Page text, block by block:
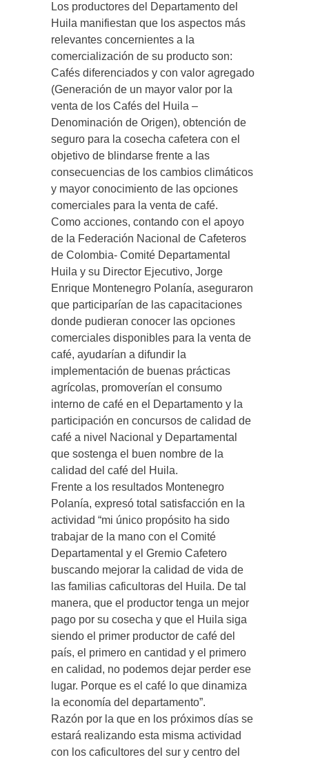
Los productores del Departamento del
Huila manifiestan que los aspectos más
relevantes concernientes a la
comercialización de su producto son:
Cafés diferenciados y con valor agregado
(Generación de un mayor valor por la
venta de los Cafés del Huila –
Denominación de Origen), obtención de
seguro para la cosecha cafetera con el
objetivo de blindarse frente a las
consecuencias de los cambios climáticos
y mayor conocimiento de las opciones
comerciales para la venta de café.
Como acciones, contando con el apoyo
de la Federación Nacional de Cafeteros
de Colombia- Comité Departamental
Huila y su Director Ejecutivo, Jorge
Enrique Montenegro Polanía, aseguraron
que participarían de las capacitaciones
donde pudieran conocer las opciones
comerciales disponibles para la venta de
café, ayudarían a difundir la
implementación de buenas prácticas
agrícolas, promoverían el consumo
interno de café en el Departamento y la
participación en concursos de calidad de
café a nivel Nacional y Departamental
que sostenga el buen nombre de la
calidad del café del Huila.
Frente a los resultados Montenegro
Polanía, expresó total satisfacción en la
actividad “mi único propósito ha sido
trabajar de la mano con el Comité
Departamental y el Gremio Cafetero
buscando mejorar la calidad de vida de
las familias caficultoras del Huila. De tal
manera, que el productor tenga un mejor
pago por su cosecha y que el Huila siga
siendo el primer productor de café del
país, el primero en cantidad y el primero
en calidad, no podemos dejar perder ese
lugar. Porque es el café lo que dinamiza
la economía del departamento”.
Razón por la que en los próximos días se
estará realizando esta misma actividad
con los caficultores del sur y centro del